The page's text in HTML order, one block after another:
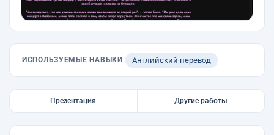
ИСПОЛЬЗУЕМЫЕ НАВЫКИ Английский перевод
Презентация Другие работы